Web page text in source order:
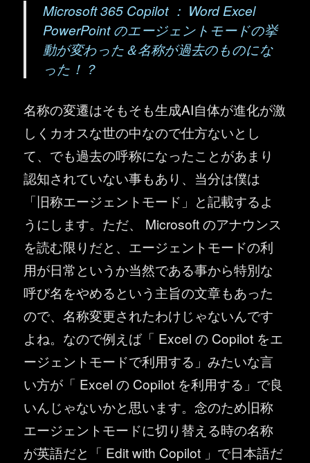
Microsoft 365 Copilot ： Word Excel
PowerPoint のエージェントモードの挙
動が変わった＆名称が過去のものにな
った！？
名称の変遷はそもそも生成AI自体が進化が激
しくカオスな世の中なので仕方ないとし
て、でも過去の呼称になったことがあまり
認知されていない事もあり、当分は僕は
「旧称エージェントモード」と記載するよ
うにします。ただ、 Microsoft のアナウンス
を読む限りだと、エージェントモードの利
用が日常というか当然である事から特別な
呼び名をやめるという主旨の文章もあった
ので、名称変更されたわけじゃないんです
よね。なので例えば「 Excel の Copilot をエ
ージェントモードで利用する」みたいな言
い方が「 Excel の Copilot を利用する」で良
いんじゃないかと思います。念のため旧称
エージェントモードに切り替える時の名称
が英語だと「 Edit with Copilot 」で日本語だ